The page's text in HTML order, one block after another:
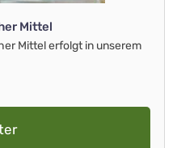
Mittel
Mittel erfolgt in unserem